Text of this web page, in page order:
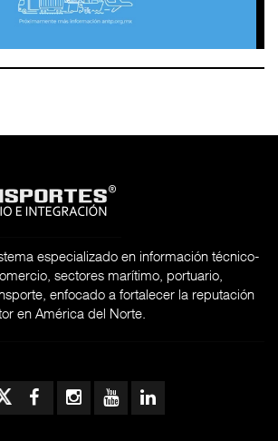
especializado en información técnico-
sectores marítimo, portuario,
enfocado a fortalecer la reputación
en América del Norte.